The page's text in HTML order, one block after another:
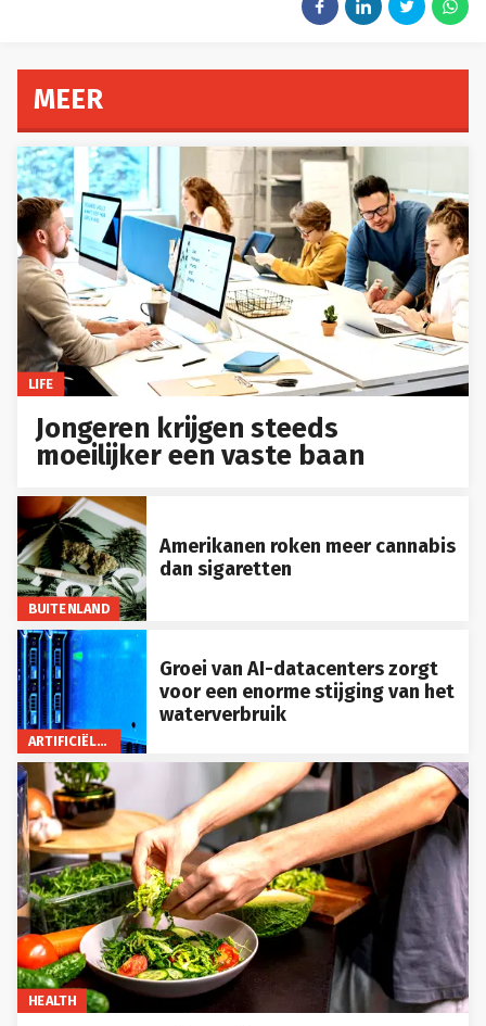
MEER
LIFE
Jongeren krijgen steeds
moeilijker een vaste baan
BUITENLAND
Amerikanen roken meer cannabis
dan sigaretten
ARTIFICIËLE INTELLIGENTIE
Groei van AI-datacenters zorgt
voor een enorme stijging van het
waterverbruik
HEALTH